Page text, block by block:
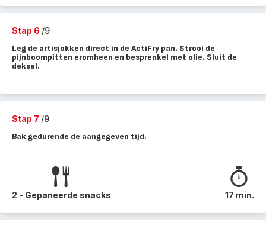
Stap 6 /9
Leg de artisjokken direct in de ActiFry pan. Strooi de
pijnboompitten eromheen en besprenkel met olie. Sluit de
deksel.
Stap 7 /9
Bak gedurende de aangegeven tijd.
2 - Gepaneerde snacks 17 min.